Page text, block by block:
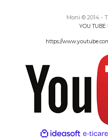
Moni © 2014 -
YOU TUBE
https://
ideasoft